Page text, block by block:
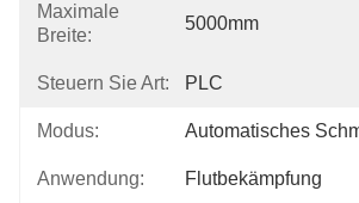
Maximale
Breite:
5000mm
Steuern Sie Art: PLC
Modus: Automatisches
Anwendung: Flutbekämpfung